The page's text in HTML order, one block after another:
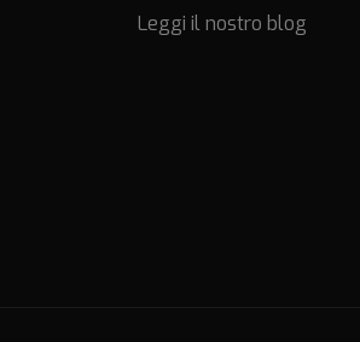
Leggi il nostro blog